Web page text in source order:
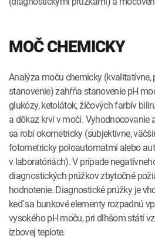
MOČ CHEMICKY
Analýza moču chemicky
stanovenie) zahŕňa stanovenie pH
glukózy, ketolátok, žlčových farbív
a dôkaz krvi v moči. Vyhodnocovanie
sa robí okometricky (subjektívne,
fotometricky poloautomatmi alebo
v laboratóriách). V prípade
diagnostických prúžkov zbytočné
hodnotenie. Diagnostické prúžky je
keď sa bunkové elementy rozpadnú
vysokého pH moču, pri dlhšom státí
izbovej teplote.